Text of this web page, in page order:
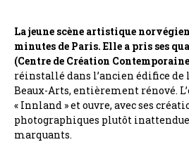
La jeune scène artistique
minutes de Paris. Elle a pris ses
(Centre de Création
réinstallé dans l’ancien édifice de
Beaux-Arts, entièrement rénové.
« Innland » et ouvre, avec ses
photographiques plutôt
marquants.